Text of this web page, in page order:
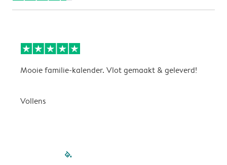
Mooie familie-kalender. Vlot gemaakt & geleverd!
Vollens
filled-pagination